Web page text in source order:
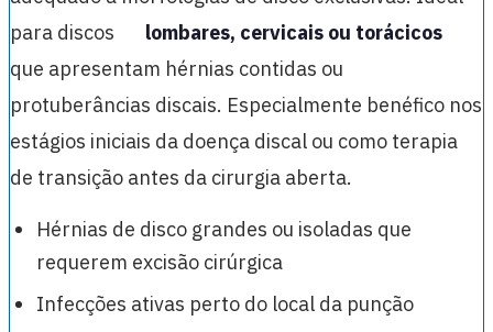
para discos
lombares, cervicais ou torácicos
que apresentam hérnias contidas ou
protuberâncias discais. Especialmente benéfico nos
estágios iniciais da doença discal ou como terapia
de transição antes da cirurgia aberta.
Hérnias de disco grandes ou isoladas que
requerem excisão cirúrgica
Infecções ativas perto do local da punção